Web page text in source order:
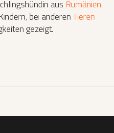
aus Rumänien.
bei anderenTieren
gezeigt.